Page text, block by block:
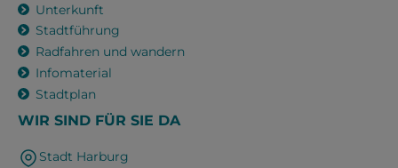
Unterkunft
Stadtführung
Radfahren und wandern
Infomaterial
Stadtplan
WIR SIND FÜR SIE DA
Stadt Harburg